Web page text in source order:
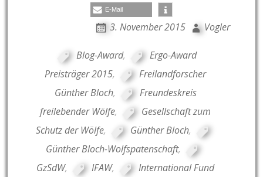
E-Mail
3. November 2015 Vogler
Blog-Award,
Ergo-Award
Preisträger 2015,
Freilandforscher
Günther Bloch,
Freundeskreis
freilebender Wölfe,
Gesellschaft zum
Schutz der Wölfe, Günther Bloch,
Günther Bloch-Wolfspatenschaft,
GzSdW, IFAW,
International Fund